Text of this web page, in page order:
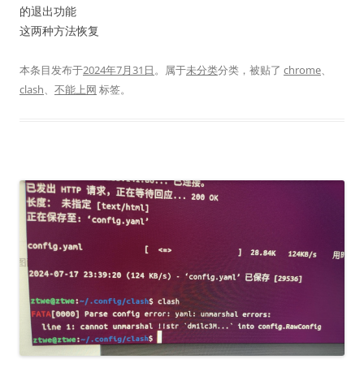
的退出功能
这两种方法恢复
本条目发布于2024年7月31日。属于未分类分类，被贴了 chrome、
clash、 不能上网 标签。